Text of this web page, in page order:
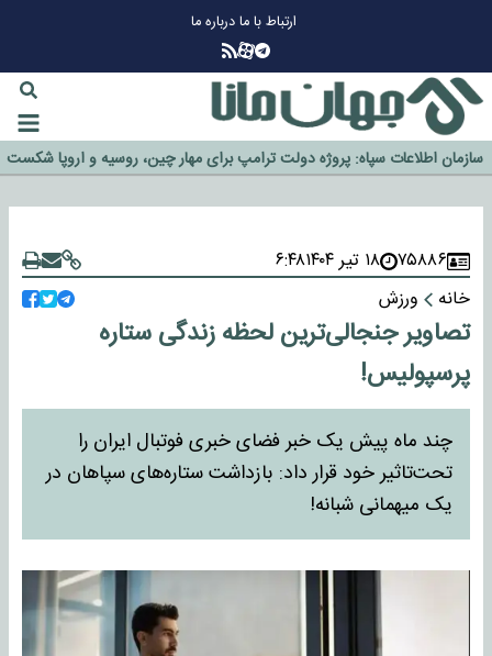
ارتباط با مادرباره ما
چرا طلا دوباره افزایشی شد؟
گزینه جدایی اوسمار روی میز مدیران پرسپولیس
آیا رئیس جمهور آمریکا قانون را دور می‌زند؟
اخراج رسمی چهره نامدار از پرسپولیس
خورد ۷۵۸۸۶ ۱۸ تیر ۱۴۰۴
۶:۴۸
خانه
ورزش
تصاویر جنجالی‌ترین لحظه زندگی ستاره
پرسپولیس!
چند ماه پیش یک خبر فضای خبری فوتبال ایران را
تحت‌تاثیر خود قرار داد: بازداشت ستاره‌های سپاهان در
یک میهمانی شبانه!